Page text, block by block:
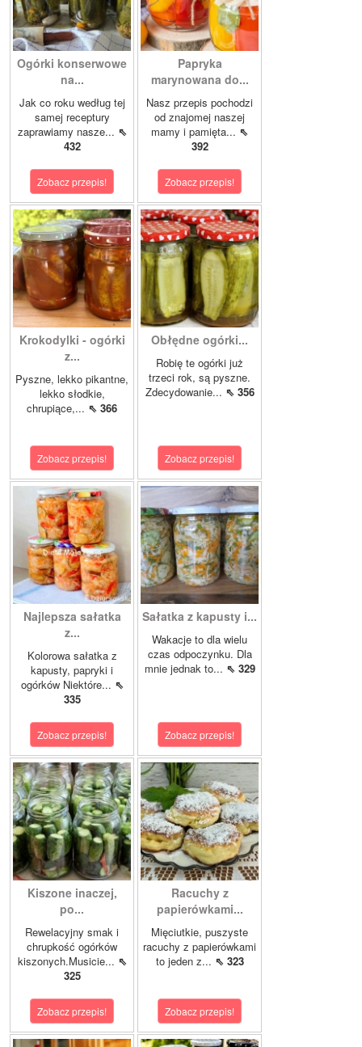
Ogórki konserwowe
na...
Jak co roku według tej
samej receptury
zaprawiamy nasze... ⇖
432
Zobacz przepis!
Papryka
marynowana do...
Nasz przepis pochodzi
od znajomej naszej
mamy i pamięta... ⇖
392
Zobacz przepis!
Krokodylki - ogórki
z...
Pyszne, lekko pikantne,
lekko słodkie,
chrupiące,... ⇖ 366
Zobacz przepis!
Obłędne ogórki...
Robię te ogórki już
trzeci rok, są pyszne.
Zdecydowanie... ⇖ 356
Zobacz przepis!
Najlepsza sałatka
z...
Kolorowa sałatka z
kapusty, papryki i
ogórków Niektóre... ⇖
335
Zobacz przepis!
Sałatka z kapusty i...
Wakacje to dla wielu
czas odpoczynku. Dla
mnie jednak to... ⇖ 329
Zobacz przepis!
Kiszone inaczej,
po...
Rewelacyjny smak i
chrupkość ogórków
kiszonych.Musicie... ⇖
325
Zobacz przepis!
Racuchy z
papierówkami...
Mięciutkie, puszyste
racuchy z papierówkami
to jeden z... ⇖ 323
Zobacz przepis!